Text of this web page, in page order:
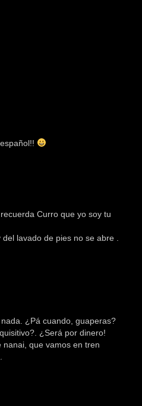
Curro que yo soy tu
lavado de pies no se abre .
¿Pá cuando, guaperas?
¿Será por dinero!
que vamos en tren